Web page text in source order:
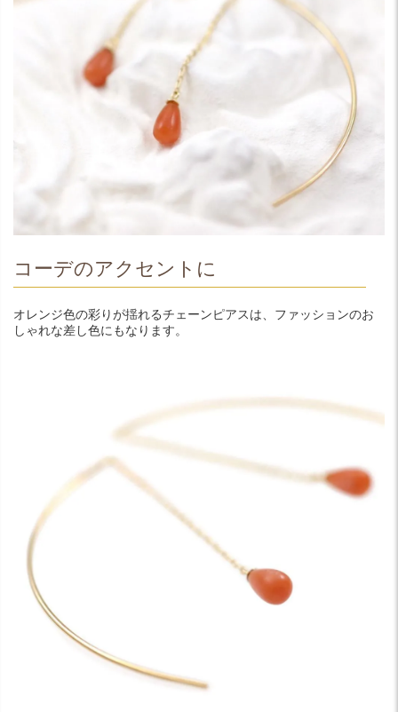
コーデのアクセントに
オレンジ色の彩りが揺れるチェーンピアスは、ファッションのお
しゃれな差し色にもなります。